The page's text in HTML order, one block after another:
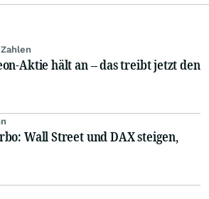
Aktie hält an – das treibt jetzt den
Wall Street und DAX steigen,